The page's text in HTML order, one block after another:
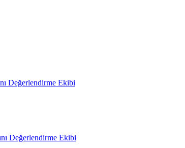
Değerlendirme Ekibi
Değerlendirme Ekibi